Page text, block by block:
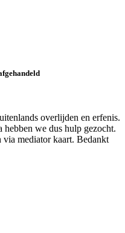
overlijden en erfenis.
hebben we dus hulp gezocht.
mediator kaart. Bedankt